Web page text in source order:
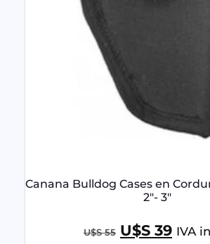
Canana Bulldog Cases en
2″- 3″
U$S55 U$S 39 IVA